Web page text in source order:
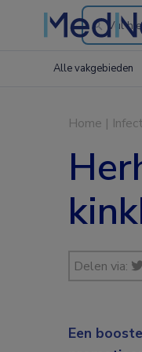
Search
the
Alle vakgebieden
Home |
Delen via:
Een